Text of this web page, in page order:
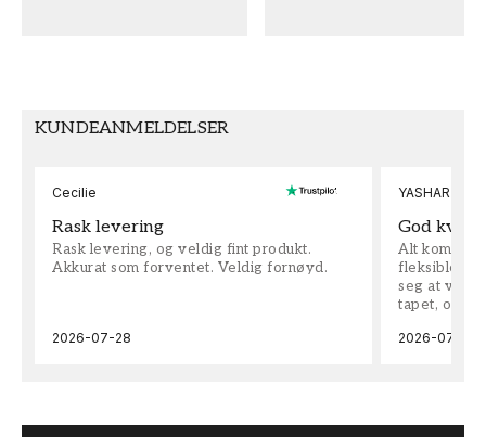
Non-Woven Rett
KUNDEANMELDELSER
Cecilie
Rask levering
Rask levering, og veldig fint produkt.
Akkurat som forventet. Veldig fornøyd.
2026-07-28
YASHAR
God
Alt kom
fleksible på
seg at vi
tapet, og
2026-07-04